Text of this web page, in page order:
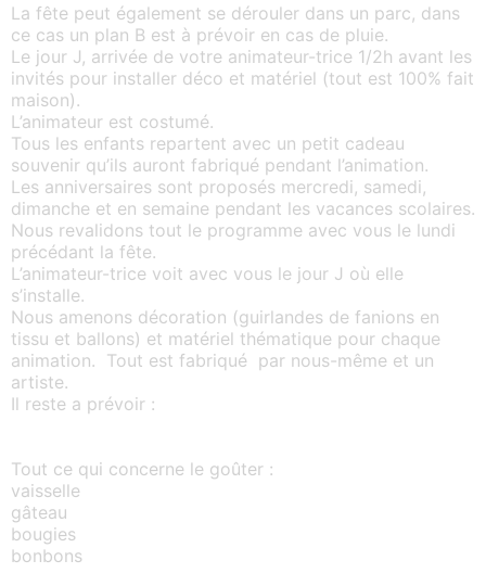
La fête peut également se dérouler dans un parc, dans
ce cas un plan B est à prévoir en cas de pluie.
Le jour J, arrivée de votre animateur-trice 1/2h avant les
invités pour installer déco et matériel (tout est 100% fait
maison).
L’animateur est costumé.
Tous les enfants repartent avec un petit cadeau
souvenir qu’ils auront fabriqué pendant l’animation.
Les anniversaires sont proposés mercredi, samedi,
dimanche et en semaine pendant les vacances scolaires.
Nous revalidons tout le programme avec vous le lundi
précédant la fête.
L’animateur-trice voit avec vous le jour J où elle
s’installe.
Nous amenons décoration (guirlandes de fanions en
tissu et ballons) et matériel thématique pour chaque
animation. Tout est fabriqué par nous-même et un
artiste.
Il reste a prévoir :
Tout ce qui concerne le goûter :
vaisselle
gâteau
bougies
bonbons